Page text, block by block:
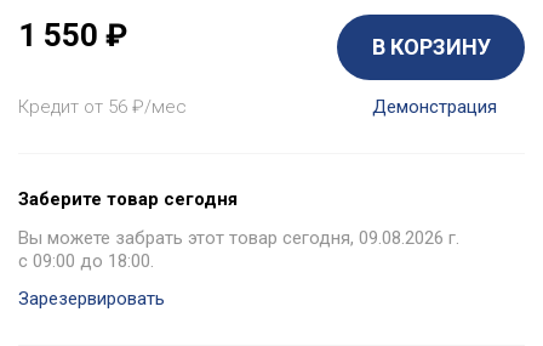
1 550 ₽ В КОРЗИНУ
Кредит от 56 ₽/мес Демонстрация
Заберите товар сегодня
Вы можете забрать этот товар сегодня, 09.08.2026 г.
с 09:00 до 18:00.
Зарезервировать